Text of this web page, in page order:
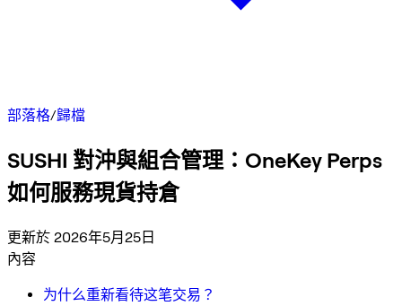
部落格/歸檔
SUSHI 對沖與組合管理：OneKey Perps
如何服務現貨持倉
更新於 2026年5月25日
內容
为什么重新看待这笔交易？